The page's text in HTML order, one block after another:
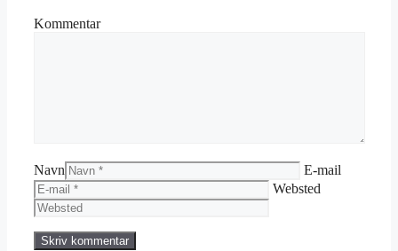
Kommentar
Navn
E-mail
Websted